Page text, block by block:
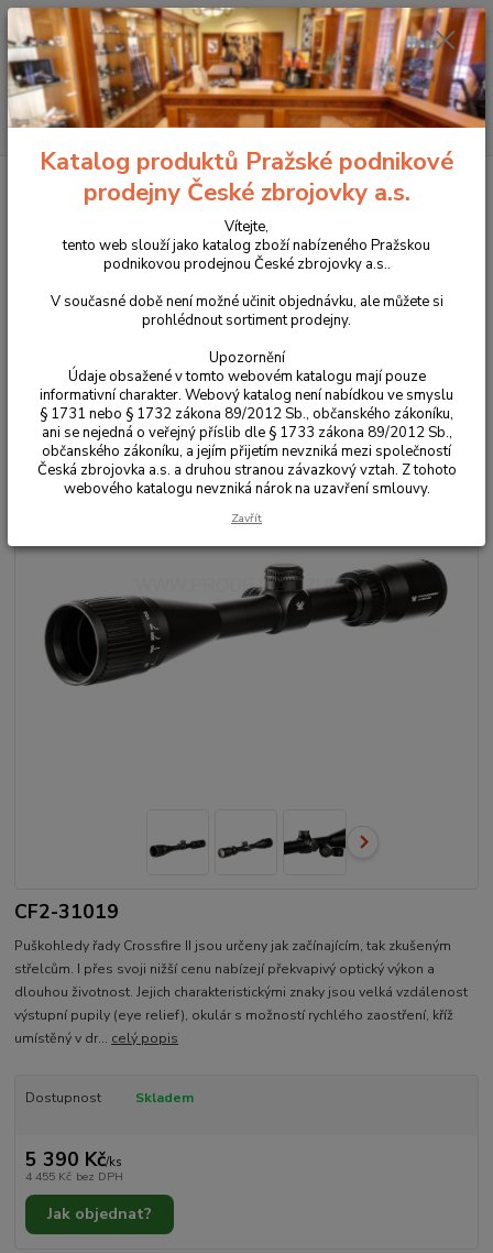
Menu
Hledat
+420 225 375 800
Puškohledy
Puškohled Vortex Crossfire II 4-12x40 AO
Puškohled Vortex Crossfire II 4-
12x40 AO BDC (MOA)
CF2-31019
Puškohledy řady Crossfire II jsou určeny jak začínajícím, tak zkušeným
střelcům. I přes svoji nižší cenu nabízejí překvapivý optický výkon a
dlouhou životnost. Jejich charakteristickými znaky jsou velká vzdálenost
výstupní pupily (eye relief), okulár s možností rychlého zaostření, kříž
umístěný v dr... celý popis
Dostupnost Skladem
5 390 Kč/ks
4 455 Kč bez DPH
Jak objednat?
Katalog produktů Pražské podnikové
prodejny České zbrojovky a.s.
Vítejte,
tento web slouží jako katalog zboží nabízeného Pražskou
podnikovou prodejnou České zbrojovky a.s..
V současné době není možné učinit objednávku, ale můžete si
prohlédnout sortiment prodejny.
Upozornění
Údaje obsažené v tomto webovém katalogu mají pouze
informativní charakter. Webový katalog není nabídkou ve smyslu
§ 1731 nebo § 1732 zákona 89/2012 Sb., občanského zákoníku,
ani se nejedná o veřejný příslib dle § 1733 zákona 89/2012 Sb.,
občanského zákoníku, a jejím přijetím nevzniká mezi společností
Česká zbrojovka a.s. a druhou stranou závazkový vztah. Z tohoto
webového katalogu nevzniká nárok na uzavření smlouvy.
Zavřít